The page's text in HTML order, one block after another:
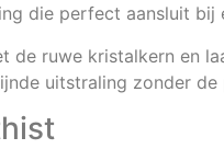
die perfect aansluit bij
ruwe kristalkern en
uitstraling zonder